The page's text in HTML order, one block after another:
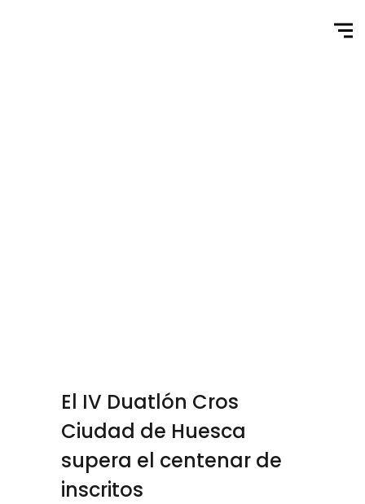
El IV Duatlón Cros
Ciudad de Huesca
supera el centenar de
inscritos